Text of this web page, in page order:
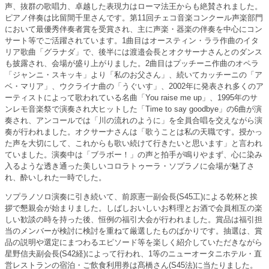
声、抜群の歌唱力、卓越した表現力はローマ法王からも絶賛されました。
ピアノ伴奏は比留間千里さんです。第11回チェコ音楽コンクール声楽部門
において最優秀伴奏者賞を受賞され、主に声楽・器楽の伴奏を中心にコン
サート等でご活躍されています。1曲目はオースティン・ララ作曲のイタ
リア歌曲「グラナダ」で、後半には渡邉会長とオクサーナさんとのダンス
も披露され、会場が盛り上がりました。2曲目はプッチーニ作曲のオペラ
「ジャンニ・スキッキ」より「私のお父さん」、続いてカッチーニの「ア
ベ・マリア」、ウクライナ曲の「うぐいす」、2002年に発表され多くのア
ーティストによって歌われている名曲「You raise me up」、1995年のサ
ンレモ音楽祭で演奏され大ヒットした「Time to say goodbye」の6曲が演
奏され、アンコールでは「川の流れのように」を全員合唱を交えながら演
奏が行われました。オクサーナさんは「歌うことは私の天職です。授かっ
た声を大切にして、これからも歌い続けて行きたいと思います」と言われ
ていました。演奏中は「ブラボー！」の声と拍手が鳴りやまず、心に染み
入るような透き通った美しいコロラトゥーラ・ソプラノに会場が魅了さ
れ、酔いしれた一時でした。
ソプラノソロ演奏に引き続いて、前原憲一副会長(S45工)による乾杯と挨
拶で懇親会が始まりました。しばしおいしいお料理とお酒で会員相互の楽
しい歓談の時を持った後、恒例の福引大会が行われました。賞品は福引担
当のメンバーが検討に検討を重ねて厳選したものばかりです。抽選は、賞
品の説明や選定にまつわるエピソード等を楽しく紹介していただきながら
星野信夫副会長(S42経)によって行われ、1等のニューオータニホテル・直
営レストランの宿泊・ご飲食利用券は髙橋さん(S45法)に当たりました。